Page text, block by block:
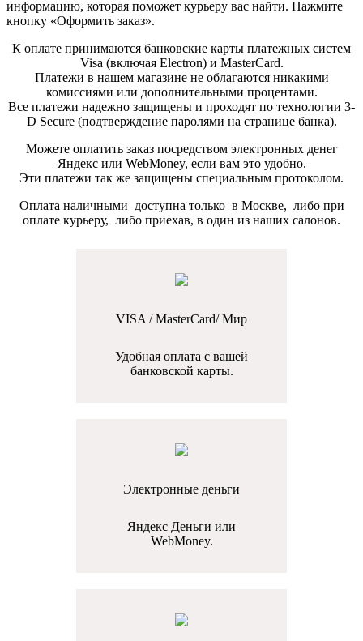
информацию, которая поможет курьеру вас найти. Нажмите
кнопку «Оформить заказ».
К оплате принимаются банковские карты платежных систем
Visa (включая Electron) и MasterCard.
Платежи в нашем магазине не облагаются никакими
комиссиями или дополнительными процентами.
Все платежи надежно защищены и проходят по технологии 3-
D Secure (подтверждение паролями на странице банка).
Можете оплатить заказ посредством электронных денег
Яндекс или WebMoney, если вам это удобно.
Эти платежи так же защищены специальным протоколом.
Оплата наличными доступна только в Москве, либо при
оплате курьеру, либо приехав, в один из наших салонов.
VISA / MasterCard/ Мир
Удобная оплата с вашей
банковской карты.
Электронные деньги
Яндекс Деньги или
WebMoney.